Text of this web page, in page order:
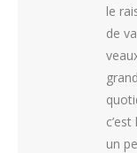
le
de
un